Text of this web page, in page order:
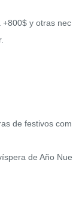
+800$ y otras nec
de festivos com
de Año Nue